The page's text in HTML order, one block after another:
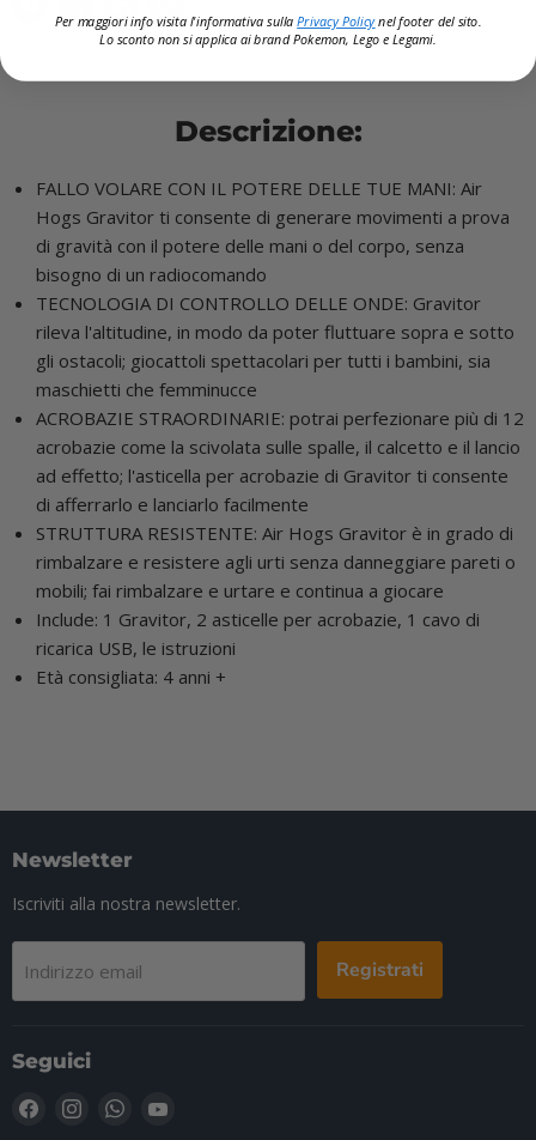
Descrizione:
FALLO VOLARE CON IL POTERE DELLE TUE MANI: Air
Hogs Gravitor ti consente di generare movimenti a prova
di gravità con il potere delle mani o del corpo, senza
bisogno di un radiocomando
TECNOLOGIA DI CONTROLLO DELLE ONDE: Gravitor
rileva l'altitudine, in modo da poter fluttuare sopra e sotto
gli ostacoli; giocattoli spettacolari per tutti i bambini, sia
maschietti che femminucce
ACROBAZIE STRAORDINARIE: potrai perfezionare più di 12
acrobazie come la scivolata sulle spalle, il calcetto e il lancio
ad effetto; l'asticella per acrobazie di Gravitor ti consente
di afferrarlo e lanciarlo facilmente
STRUTTURA RESISTENTE: Air Hogs Gravitor è in grado di
rimbalzare e resistere agli urti senza danneggiare pareti o
mobili; fai rimbalzare e urtare e continua a giocare
Include: 1 Gravitor, 2 asticelle per acrobazie, 1 cavo di
ricarica USB, le istruzioni
Età consigliata: 4 anni +
Newsletter
Iscriviti alla nostra newsletter.
Indirizzo email Registrati
Seguici
Trovaci Trovaci Trovaci
Per maggiori info visita l'informativa sullaPrivacy Policynel footer del sito.
Lo sconto non si applica ai brandPokemon, Lego e Legami.